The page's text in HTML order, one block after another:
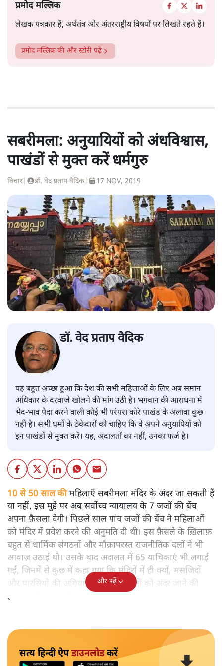
प्रमोद मल्लिक
लेखक पत्रकार हैं, अर्थतंत्र और अंतरराष्ट्रीय विषयों पर लिखते रहते हैं।
प्रमोद मल्लिक की और स्टोरी पढ़ें
सबरीमला: अनुयायियों को अंधविश्वास,
पाखंडों से मुक्त करें धर्मगुरु
विचार डॉ. वेद प्रताप वैदिक 17 NOV, 2019
डॉ. वेद प्रताप वैदिक
यह बहुत अच्छा हुआ कि देश की सभी महिलाओं के लिए अब समान
अधिकार के दरवाजे खोलने की मांग उठी है। भगवान की आराधना में
भेद-भाव पैदा करने वाली कोई भी परंपरा कोरे पाखंड के अलावा कुछ
नहीं है। सभी धर्मों के ठेकेदारों को चाहिए कि वे अपने अनुयायियों को
इन पाखंडों से मुक्त करें। यह, अदालतों का नहीं, उनका फर्ज है।
10 से 50 साल कीमहिलाएँ सबरीमला मंदिर के अंदर जा सकती हैं
या नहीं, इस मुद्दे पर अब सर्वोच्च न्यायालय के 7 जजों की बेंच
अपना फ़ैसला देगी। पिछले साल पांच जजों की बेंच ने महिलाओं
को मंदिर में प्रवेश करने की अनुमति दी थी। इस फ़ैसले के ख़िलाफ़
बहुत से धार्मिक संगठनों और मौक़ापरस्त राजनीतिक दलों ने भी
आवाज़ उठाई थी। उसके बाद अदालत में 65 याचिकाएं भी लगाई
गईं, जिनमें से कुछ में कहा गया कि मंदिरों में ही क्यों, मसजिदों
और पारसियों की अगियारी में भी महिलाओं को अंदर जाने की
इजाजत मिलनी चाहिए।
और पढ़ें
सत्य हिन्दी ऐपडाउनलोडकरें